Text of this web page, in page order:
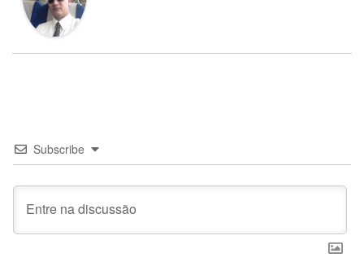
Subscribe